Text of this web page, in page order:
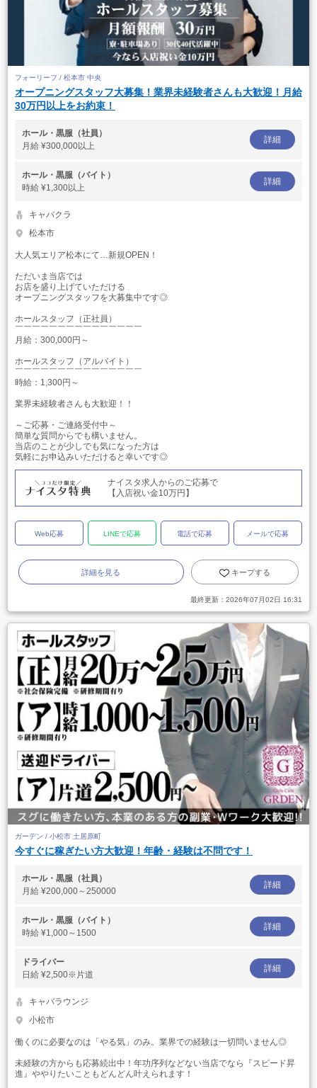
フォーリーフ / 松本市 中央
オープニングスタッフ大募集！業界未経験者さんも大歓迎！月給
30万円以上をお約束！
ホール・黒服（社員）
月給 ¥300,000以上
詳細
ホール・黒服（バイト）
時給 ¥1,300以上
詳細
キャバクラ
松本市
大人気エリア松本にて…新規OPEN！
ただいま当店では
お店を盛り上げていただける
オープニングスタッフを大募集中です◎
ホールスタッフ（正社員）
￣￣￣￣￣￣￣￣￣￣￣￣￣￣￣
月給：300,000円～
ホールスタッフ（アルバイト）
￣￣￣￣￣￣￣￣￣￣￣￣￣￣￣
時給：1,300円～
業界未経験者さんも大歓迎！！
～ご応募・ご連絡受付中～
簡単な質問からでも構いません。
当店のことが少しでも気になった方は
気軽にお申込みいただけると幸いです◎
ナイスタ求人からのご応募で
【入店祝い金10万円】
Web応募 LINEで応募 電話で応募 メールで応募
詳細を見る キープする
最終更新： 2026年07月02日 16:31
ガーデン / 小松市 土居原町
今すぐに稼ぎたい方大歓迎！年齢・経験は不問です！
ホール・黒服（社員）
月給 ¥200,000～250000
詳細
ホール・黒服（バイト）
時給 ¥1,000～1500
詳細
ドライバー
日給 ¥2,500※片道
詳細
キャバラウンジ
小松市
働くのに必要なのは「やる気」のみ。業界での経験は一切問いません◎
未経験の方からも応募続出中！年功序列などない当店でなら『スピード昇
進』ややりたいこともどんどん叶えられます！